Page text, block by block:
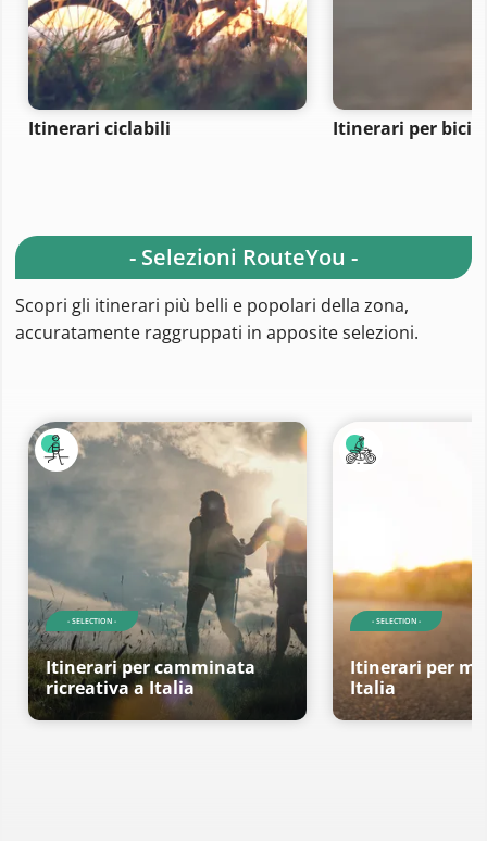
Itinerari ciclabili Itinerari per bici
- Selezioni RouteYou -
Scopri gli itinerari più belli e popolari della zona,
accuratamente raggruppati in apposite selezioni.
- SELECTION -
Itinerari per camminata
ricreativa a Italia
- SELECTION -
Itinerari per
Italia